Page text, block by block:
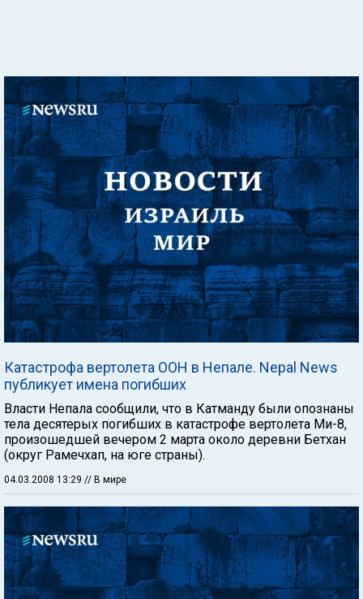
Катастрофа вертолета ООН в Непале. Nepal News
публикует имена погибших
Власти Непала сообщили, что в Катманду были опознаны
тела десятерых погибших в катастрофе вертолета Ми-8,
произошедшей вечером 2 марта около деревни Бетхан
(округ Рамечхап, на юге страны).
04.03.2008 13:29 // В мире